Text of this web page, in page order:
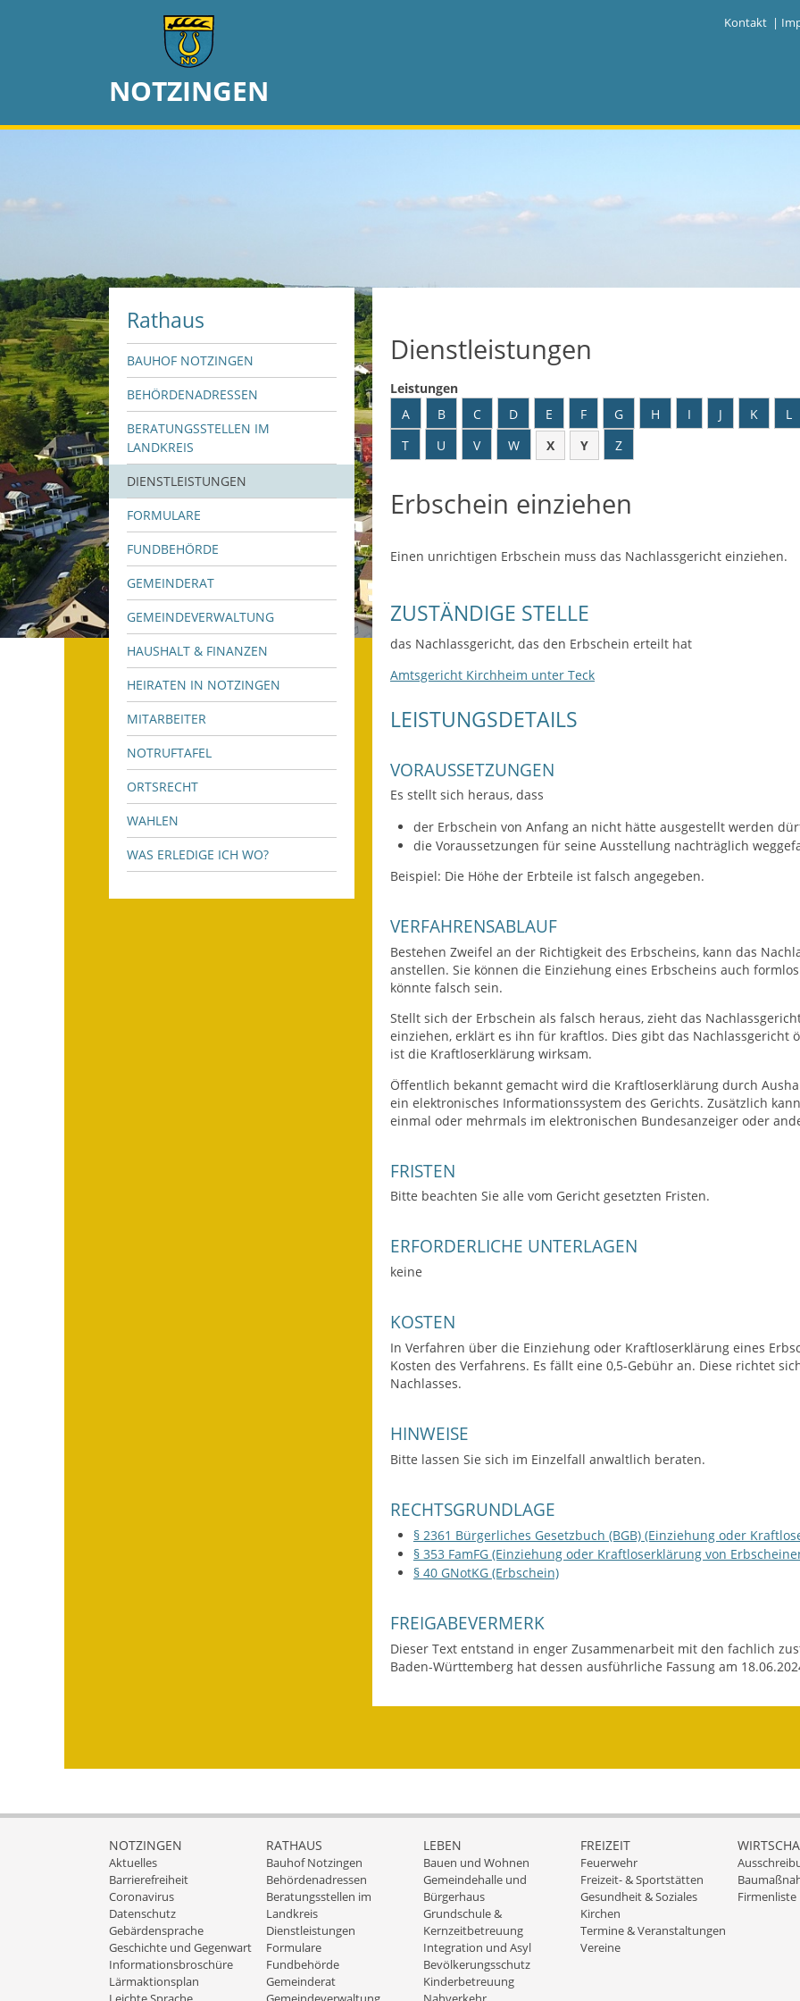
Kontakt |
NOTZINGEN
Rathaus
BAUHOF NOTZINGEN
BEHÖRDENADRESSEN
BERATUNGSSTELLEN IM
LANDKREIS
DIENSTLEISTUNGEN
FORMULARE
FUNDBEHÖRDE
GEMEINDERAT
GEMEINDEVERWALTUNG
HAUSHALT & FINANZEN
HEIRATEN IN NOTZINGEN
MITARBEITER
NOTRUFTAFEL
ORTSRECHT
WAHLEN
WAS ERLEDIGE ICH WO?
Dienstleistungen
Leistungen
A
B C D E F G H I J K L
T
U V W X Y Z
Erbschein einziehen
Einen unrichtigen Erbschein muss das Nachlassgericht einziehen.
ZUSTÄNDIGE STELLE
das Nachlassgericht, das den Erbschein erteilt hat
Amtsgericht Kirchheim unter Teck
LEISTUNGSDETAILS
VORAUSSETZUNGEN
Es stellt sich heraus, dass
der Erbschein von Anfang an nicht hätte ausgestellt werden
die Voraussetzungen für seine Ausstellung nachträglich
Beispiel: Die Höhe der Erbteile ist falsch angegeben.
VERFAHRENSABLAUF
Bestehen Zweifel an der Richtigkeit des Erbscheins, kann das
anstellen. Sie können die Einziehung eines Erbscheins auch
könnte falsch sein.
Stellt sich der Erbschein als falsch heraus, zieht das
einziehen, erklärt es ihn für kraftlos. Dies gibt das Nachlassgericht
ist die Kraftloserklärung wirksam.
Öffentlich bekannt gemacht wird die Kraftloserklärung durch
ein elektronisches Informationssystem des Gerichts. Zusätzlich
einmal oder mehrmals im elektronischen Bundesanzeiger oder
FRISTEN
Bitte beachten Sie alle vom Gericht gesetzten Fristen.
ERFORDERLICHE UNTERLAGEN
keine
KOSTEN
In Verfahren über die Einziehung oder Kraftloserklärung eines
Kosten des Verfahrens. Es fällt eine 0,5-Gebühr an. Diese richtet
Nachlasses.
HINWEISE
Bitte lassen Sie sich im Einzelfall anwaltlich beraten.
RECHTSGRUNDLAGE
§ 2361 Bürgerliches Gesetzbuch (BGB) (Einziehung oder
§ 353 FamFG (Einziehung oder Kraftloserklärung von
§ 40 GNotKG (Erbschein)
FREIGABEVERMERK
Dieser Text entstand in enger Zusammenarbeit mit den fachlich
Baden-Württemberg hat dessen ausführliche Fassung am
NOTZINGEN
Aktuelles
Barrierefreiheit
Coronavirus
Datenschutz
Gebärdensprache
Geschichte und Gegenwart
Informationsbroschüre
Lärmaktionsplan
RATHAUS
Bauhof Notzingen
Behördenadressen
Beratungsstellen im
Landkreis
Dienstleistungen
Formulare
Fundbehörde
Gemeinderat
LEBEN
Bauen und Wohnen
Gemeindehalle und
Bürgerhaus
Grundschule &
Kernzeitbetreuung
Integration und Asyl
Bevölkerungsschutz
Kinderbetreuung
FREIZEIT
Feuerwehr
Freizeit- & Sportstätten
Gesundheit & Soziales
Kirchen
Termine & Veranstaltungen
Vereine
Firmenliste